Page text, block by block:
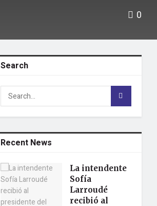
0
Search
Recent News
La intendente
Sofía
Larroudé
recibió al